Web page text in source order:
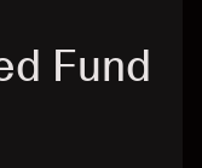
Fund